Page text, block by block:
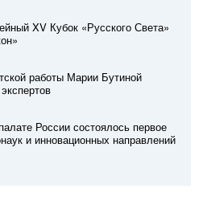
XV Кубок «Русского Света»
работы Марии Бутиной
России состоялось первое
и инновационных направлений